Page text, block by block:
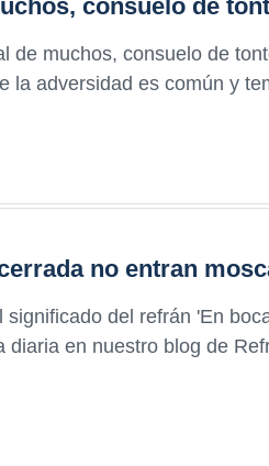
consuelo de
de muchos, consuelo de
la adversidad es común y
no entran
significado del refrán 'En
diaria en nuestro blog de